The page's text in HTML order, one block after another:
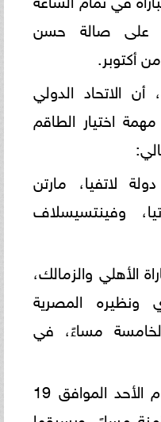
على صالة حسن
الاتحاد الدولي
اختيار الطاقم
لاتفيا، مارتن
وفينتسيسلاف
الأهلي والزمالك،
ونظيره المصرية
مساءً، في
وتُقام المباراة النهائية يوم الأحد الموافق 19